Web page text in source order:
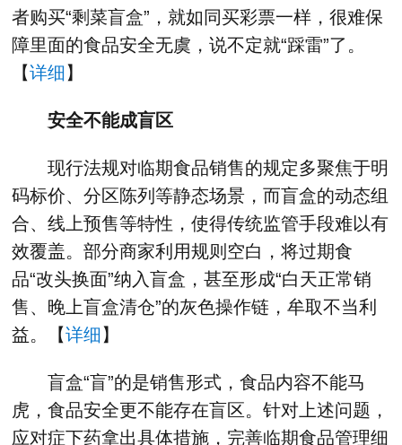
者购买“剩菜盲盒”，就如同买彩票一样，很难保
障里面的食品安全无虞，说不定就“踩雷”了。
【详细 】
安全不能成盲区
现行法规对临期食品销售的规定多聚焦于明
码标价、分区陈列等静态场景，而盲盒的动态组
合、线上预售等特性，使得传统监管手段难以有
效覆盖。部分商家利用规则空白，将过期食
品“改头换面”纳入盲盒，甚至形成“白天正常销
售、晚上盲盒清仓”的灰色操作链，牟取不当利
益。【详细 】
盲盒“盲”的是销售形式，食品内容不能马
虎，食品安全更不能存在盲区。针对上述问题，
应对症下药拿出具体措施，完善临期食品管理细